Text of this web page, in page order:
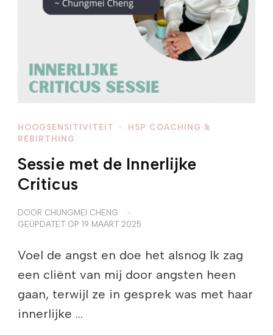
HOOGSENSITIVITEIT
HSP COACHING &
REBIRTHING
Sessie met de Innerlijke
Criticus
DOOR CHUNGMEI CHENG
GEÜPDATET OP 19 MAART 2025
Voel de angst en doe het alsnog Ik zag
een cliënt van mij door angsten heen
gaan, terwijl ze in gesprek was met haar
innerlijke …